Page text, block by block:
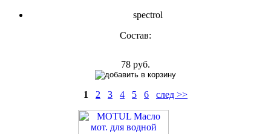
spectrol
Состав:
78 руб.
1 2 3 4 5 6 след >>